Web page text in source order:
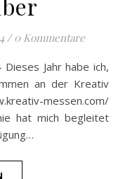
/ 0 Kommentare
an der Kreativ
messen.com/
hat mich begleitet